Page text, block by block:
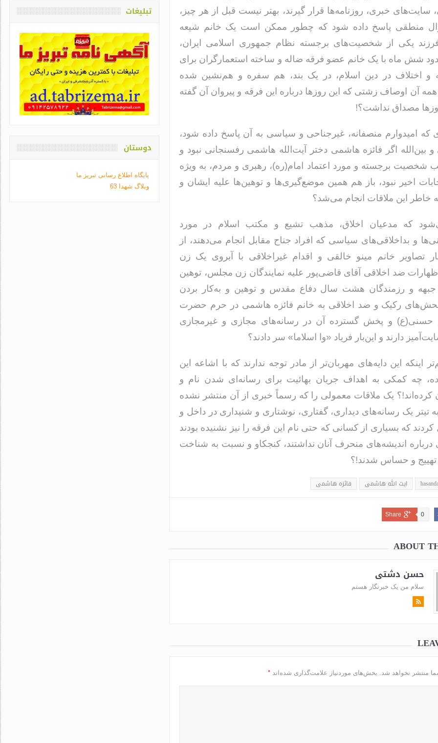
سایت‌های خبری، روزنامه‌ها قرار گیرند، بهتر نیست قبل از هر چیز،
منطقی پاسخ داده شود که چطور ممکن است یک خانم شیعه
یکی از شخصیت‌های برجسته نظام جمهوری اسلامی ایران،
حدود شش ماه با یک خانم عضو فرقه ضاله و ساخته استعمارگران برای
و اختلاف در دین اسلام، در یک بند، هم سفره و هم‌نشین شده
همه آن اوصاف زشتی که این روزها درباره این فرقه و پیروان آن گفته
مصداق نداشت؟!
که امیدوارم منصفانه، غیرجناحی و سیاسی به آن پاسخ داده شود،
و بین‌الله اگر فائزه هاشمی دختر آیت‌الله هاشمی رفسنجانی نبود و
شخصیت برجسته و مورد اعتماد امام‌(ره)، رهبری و مردم، به ویژه
اخیر نبود، باز هم همین موضع‌گیری‌ها و توهین‌ها علیه ایشان و
خاطر این ملاقات انجام می‌شد؟
که مدعیان اخلاق، مذهب تشیع و مکتب اسلام در مورد
و بداخلاقی‌های سیاسی که افراد جناح مقابل انجام می‌دهند، از
تصاویر خانم مینو خالقی و اقدام غیراخلاقی با آبروی یک زن
ضد اخلاقی آقای قاضی‌پور علیه نمایندگان زن مجلس، توهین
جبهه و رزمندگان هشت سال دفاع مقدس و توهین و به‌کار بردن
رکیک و ضد اخلاقی به خانم فائزه هاشمی در حرم حضرت
حسنی(ع) و پخش گسترده آن در رسانه‌های مجازی و غیرمجازی
دارند و این‌بار فریاد «وا اسلاما» سر دادند؟
اینکه این دایه‌های مهربان‌تر از مادر توجه ندارند که با اشاعه این
چه کمکی به اهداف جریان بهائیت برای رسانه‌ای شدن نام و
کرده‌اند!؟ یک ملاقات معمولی را که رسماً خبری از آن منتشر نشده
تیتر یک رسانه‌های دیداری، گفتاری، نوشتاری و شنیداری در داخل و
کردند که بسیاری از کسانی که حتی نام این فرقه را نیز نشنیده بودند
درباره اندیشه‌های منحرف آنان نداشتند، کنجکاو و نسبت به شناخت
تهییج و حساس شدند!؟
ایت الله هاشمی فائزه هاشمی
Share 0
ABOUT
حسن دشتی
سلام من یک خبرنگار هستم
منتشر نخواهد شد. بخش‌های موردنیاز علامت‌گذاری شده‌اند *
تبلیغات
دوستان
پایگاه اطلاع رسانی تبریز ما
وبلاگ شهدا 63